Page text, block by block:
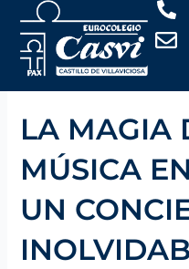
contenido
LA MAGIA
MÚSICA
UN